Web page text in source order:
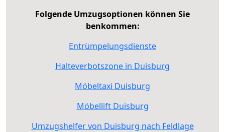
Folgende Umzugsoptionen können Sie
benkommen:
Entrümpelungsdienste
Halteverbotszone in Duisburg
Möbeltaxi Duisburg
Möbellift Duisburg
Umzugshelfer von Duisburg nach Feldlage